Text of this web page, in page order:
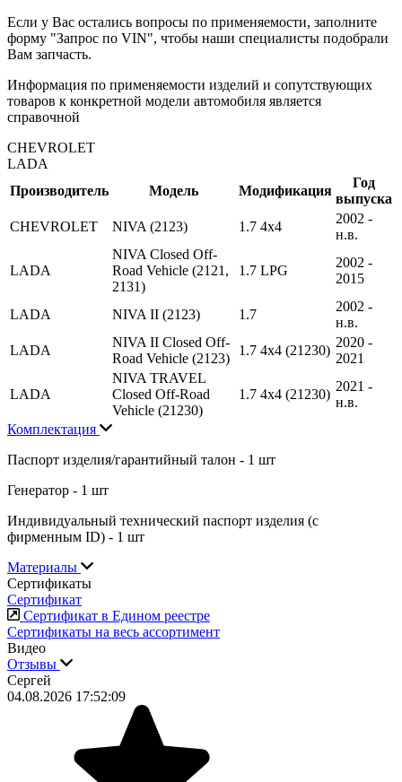
Если у Вас остались вопросы по применяемости, заполните
форму "Запрос по VIN", чтобы наши специалисты подобрали
Вам запчасть.
Информация по применяемости изделий и сопутствующих
товаров к конкретной модели автомобиля является
справочной
CHEVROLET
LADA
Производитель
Модель Модификация
Год
выпуска
CHEVROLET
NIVA (2123) 1.7 4x4
2002 -
н.в.
LADA
NIVA Closed Off-
Road Vehicle (2121,
2131)
1.7 LPG
2002 -
2015
LADA NIVA II (2123) 1.7
2002 -
н.в.
LADA
NIVA II Closed Off-
Road Vehicle (2123)
1.7 4x4 (21230)
2020 -
2021
LADA
NIVA TRAVEL
Closed Off-Road
Vehicle (21230)
1.7 4x4 (21230)
2021 -
н.в.
Комплектация
Паспорт изделия/гарантийный талон - 1 шт
Генератор - 1 шт
Индивидуальный технический паспорт изделия (с
фирменным ID) - 1 шт
Материалы
Сертификаты
Сертификат
Сертификат в Едином реестре
Сертификаты на весь ассортимент
Видео
Отзывы
Сергей
04.08.2026 17:52:09